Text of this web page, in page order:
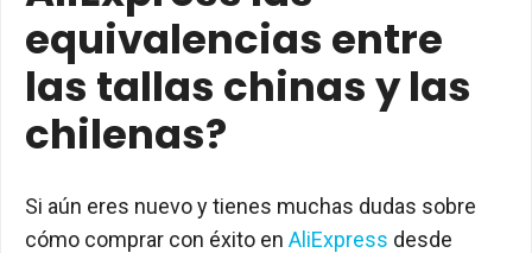
equivalencias entre
las tallas chinas y las
chilenas?
Si aún eres nuevo y tienes muchas dudas sobre
cómo comprar con éxito en AliExpress desde